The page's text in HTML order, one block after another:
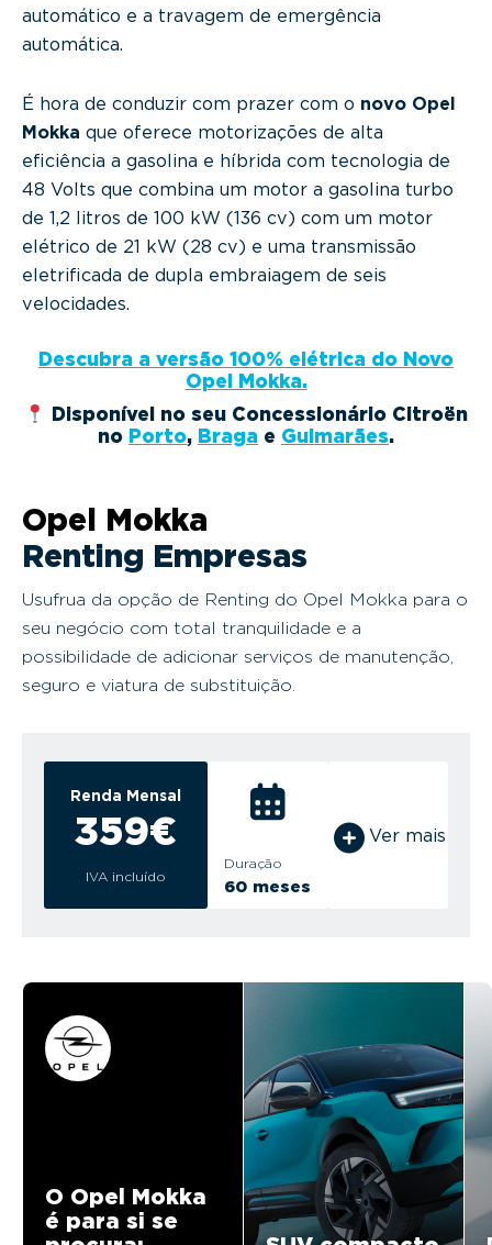
automático e a travagem de emergência
automática.
É hora de conduzir com prazer com o novo Opel
Mokka que oferece motorizações de alta
eficiência a gasolina e híbrida com tecnologia de
48 Volts que combina um motor a gasolina turbo
de 1,2 litros de 100 kW (136 cv) com um motor
elétrico de 21 kW (28 cv) e uma transmissão
eletrificada de dupla embraiagem de seis
velocidades.
Descubra a versão 100% elétrica do Novo
Opel Mokka.
Disponível no seu Concessionário Citroën
no Porto, Braga e Guimarães.
Opel Mokka
Renting Empresas
Usufrua da opção de Renting do Opel Mokka para o
seu negócio com total tranquilidade e a
possibilidade de adicionar serviços de manutenção,
seguro e viatura de substituição.
Renda Mensal
359€
IVA incluído
Duração
60 meses
Ver mais
O Opel Mokka
é para si se